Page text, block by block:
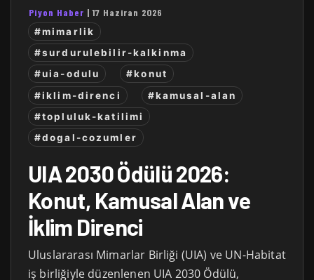
Piyon Haber |17 Haziran 2026
#mimarlik
#surdurulebilir-kalkinma
#uia-odulu
#konut
#iklim-direnci
#kamusal-alan
#topluluk-katilimi
#dogal-cozumler
UIA 2030 Ödülü 2026:
Konut, Kamusal Alan ve
İklim Direnci
Uluslararası Mimarlar Birliği (UIA) ve UN-Habitat
iş birliğiyle düzenlenen UIA 2030 Ödülü,